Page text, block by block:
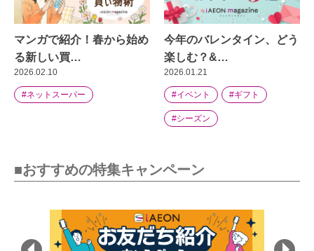
マンガで紹介！春から始め
る新しい買…
2026.02.10
#ネットスーパー
今年のバレンタイン、どう
楽しむ？&…
2026.01.21
#イベント #ギフト
#シーズン
■おすすめの特集キャンペーン